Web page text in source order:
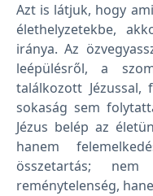
Azt is látjuk, hogy
élethelyzetekbe,
iránya. Az
leépülésről, a
találkozott
sokaság sem
Jézus belép az
hanem
összetartás;
reménytelenség,